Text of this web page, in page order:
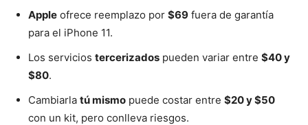
Apple ofrece reemplazo por $69 fuera de garantía
para el iPhone 11.
Los servicios tercerizados pueden variar entre $40 y
$80.
Cambiarla tú mismo puede costar entre $20 y $50
con un kit, pero conlleva riesgos.